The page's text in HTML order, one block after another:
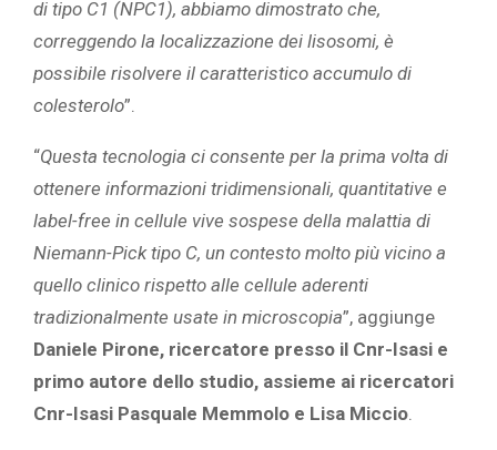
di tipo C1 (NPC1), abbiamo dimostrato che,
correggendo la localizzazione dei lisosomi, è
possibile risolvere il caratteristico accumulo di
colesterolo”.
“Questa tecnologia ci consente per la prima volta di
ottenere informazioni tridimensionali, quantitative e
label-free in cellule vive sospese della malattia di
Niemann-Pick tipo C, un contesto molto più vicino a
quello clinico rispetto alle cellule aderenti
tradizionalmente usate in microscopia”, aggiunge
Daniele Pirone, ricercatore presso il Cnr-Isasi e
primo autore dello studio, assieme ai ricercatori
Cnr-Isasi Pasquale Memmolo e Lisa Miccio.